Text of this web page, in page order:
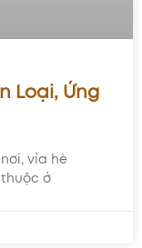
Loại, Ứng
vỉa hè
ở